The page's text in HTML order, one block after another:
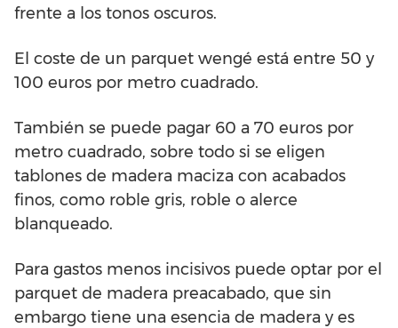
frente a los tonos oscuros.
El coste de un parquet wengé está entre 50 y
100 euros por metro cuadrado.
También se puede pagar 60 a 70 euros por
metro cuadrado, sobre todo si se eligen
tablones de madera maciza con acabados
finos, como roble gris, roble o alerce
blanqueado.
Para gastos menos incisivos puede optar por el
parquet de madera preacabado, que sin
embargo tiene una esencia de madera y es